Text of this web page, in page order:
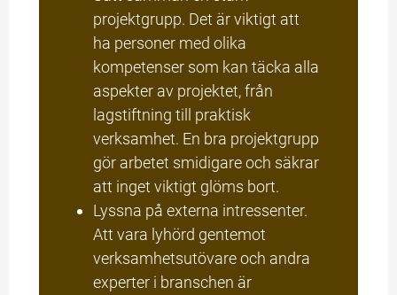
projektgrupp. Det är viktigt att
ha personer med olika
kompetenser som kan täcka alla
aspekter av projektet, från
lagstiftning till praktisk
verksamhet. En bra projektgrupp
gör arbetet smidigare och säkrar
att inget viktigt glöms bort.
Lyssna på externa intressenter.
Att vara lyhörd gentemot
verksamhetsutövare och andra
experter i branschen är